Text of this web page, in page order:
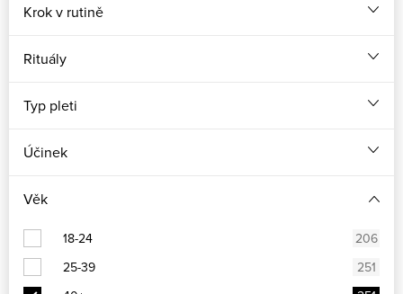
Krok v rutině
Rituály
Typ pleti
Účinek
Věk
18-24
206
25-39
251